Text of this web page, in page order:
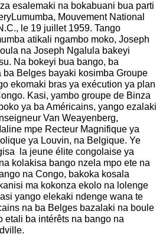
esalemaki na bokabuani bua parti
Mouvement National
le 19 juillet 1959. Tango
atikali ngambo moko, Joseph
na Joseph Ngalula bakeyi
Na bokeyi bua bango, ba
ba Belges bayaki kosimba Groupe
ekomaki bras ya exécution ya plan
Kasi, yambo groupe de Binza
ya ba Américains, yango ezalaki
Van Weayenberg,
mpe Recteur Magnifique ya
ya Louvin, na Belgique. Ye
la jeune élite congolaise ya
kolakisa bango nzela mpo ete na
na Congo, bakoka kosala
ma kokonza ekolo na lolenge
yango elekaki ndenge wana te
na ba Belges bazalaki na boule
etali ba intérêts na bango na